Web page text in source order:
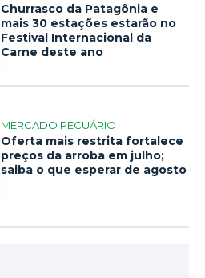
Churrasco da Patagônia e
mais 30 estações estarão no
Festival Internacional da
Carne deste ano
MERCADO PECUÁRIO
Oferta mais restrita fortalece
preços da arroba em julho;
saiba o que esperar de agosto